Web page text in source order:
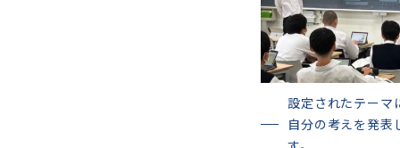
設定されたテーマ
自分の考えを発表